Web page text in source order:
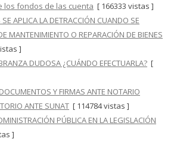
los fondos de las cuenta [ 166333 vistas ]
APLICA LA DETRACCIÓN CUANDO SE
MANTENIMIENTO O REPARACIÓN DE BIENES
]
DUDOSA ¿CUÁNDO EFECTUARLA? [
Y FIRMAS ANTE NOTARIO
ANTE SUNAT [ 114784 vistas ]
PÚBLICA EN LA LEGISLACIÓN
]